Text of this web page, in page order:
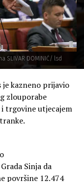
SLIVAR DOMINIĆ/ lsd
je kazneno prijavio
zlouporabe
trgovine utjecajem
Sinja da
površine 12.474